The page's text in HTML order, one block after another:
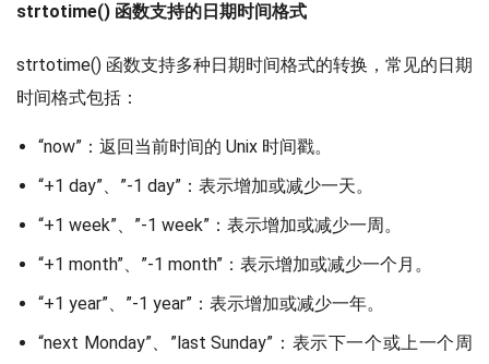
strtotime() 函数支持的日期时间格式
strtotime() 函数支持多种日期时间格式的转换，常见的日期
时间格式包括：
“now”：返回当前时间的 Unix 时间戳。
“+1 day”、”-1 day”：表示增加或减少一天。
“+1 week”、”-1 week”：表示增加或减少一周。
“+1 month”、”-1 month”：表示增加或减少一个月。
“+1 year”、”-1 year”：表示增加或减少一年。
“next Monday”、”last Sunday”：表示下一个或上一个周